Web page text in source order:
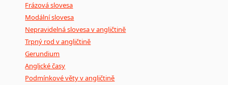
Frázová slovesa
Modální slovesa
Nepravidelná slovesa v angličtině
Trpný rod v angličtině
Gerundium
Anglické časy
Podmínkové věty v angličtině